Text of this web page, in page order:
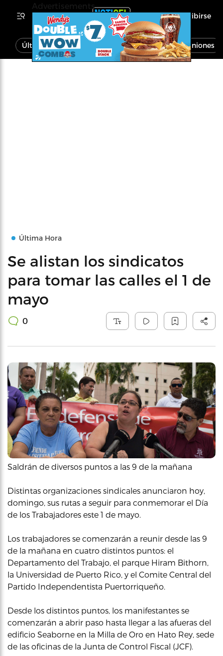
Inscribirse
Última Hora Noticias Economía Opiniones
Última Hora
Se alistan los sindicatos
para tomar las calles el 1 de
mayo
0
Saldrán de diversos puntos a las 9 de la mañana
Distintas organizaciones sindicales anunciaron hoy,
domingo, sus rutas a seguir para conmemorar el Día
de los Trabajadores este 1 de mayo.
Los trabajadores se comenzarán a reunir desde las 9
de la mañana en cuatro distintos puntos: el
Departamento del Trabajo, el parque Hiram Bithorn,
la Universidad de Puerto Rico, y el Comite Central del
Partido Independentista Puertorriqueño.
Desde los distintos puntos, los manifestantes se
comenzarán a abrir paso hasta llegar a las afueras del
edificio Seaborne en la Milla de Oro en Hato Rey, sede
de las oficinas de la Junta de Control Fiscal (JCF).
Advertisements